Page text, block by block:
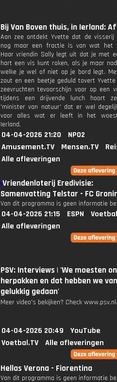
Bij Van Boven thuis, in Ierland:
Aan zee ontdekt Yvette dat de visserij
nog maar een fractie is van wat het
Haar vriendin Sally legt uit dat je met
hart een vis kunt roken, als je maar
welke je wel of niet op je bord legt.
zout en een beetje geduld tovert
zeevruchten tevoorschijn voor op een
tijdens een drijvende lunch hoort
'minister van natuur' dat er wel
voor alles wat er leeft in het
Ierland.
04-04-2026 21:20
NPO2
Amusement.TV
Mensen.TV
Alle afleveringen
Vriendenloterij Eredivisie:
Samenvatting Telstar - FC
Van dit programma is geen informatie
04-04-2026 21:15 ESPN
Alle afleveringen
PSV: Interviews | 'We moesten
herpakken en dat hebben we
gelukkig gedaan'
Meer video's bekijken? Check
04-04-2026 20:49
YouTube
Voetbal.TV
Alle afleveringen
Hellas Verona - Fiorentina
Van dit programma is geen informatie